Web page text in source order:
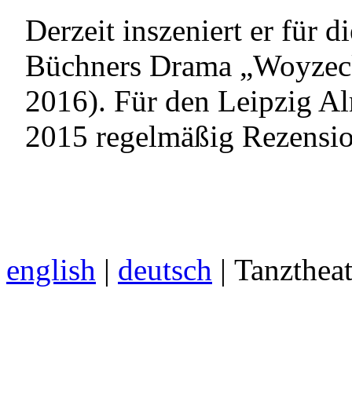
Derzeit inszeniert er für
Büchners Drama
2016). Für den Leipzig
2015 regelmäßig
english | deutsch |